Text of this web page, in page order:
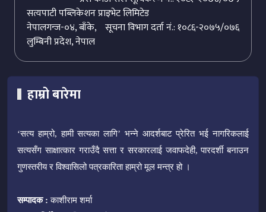
सत्यपाटी पब्लिकेशन प्राइभेट लिमिटेड
सूचना विभाग दर्ता नं.: १०८६-२०७५/०७६
नेपालगन्ज-०४, बाँके,
लुम्बिनी प्रदेश, नेपाल
हाम्रो बारेमा
‘सत्य हाम्रो, हामी सत्यका लागि’ भन्ने आदर्शबाट प्रेरित भई नागरिकलाई
सत्यसँग साक्षात्कार गराउँदै सत्ता र सरकारलाई जवाफदेही, पारदर्शी बनाउन
गुणस्तरीय र विश्वासिलो पत्रकारिता हाम्रो मूल मन्त्र हो ।
सम्पादक : काशीराम शर्मा